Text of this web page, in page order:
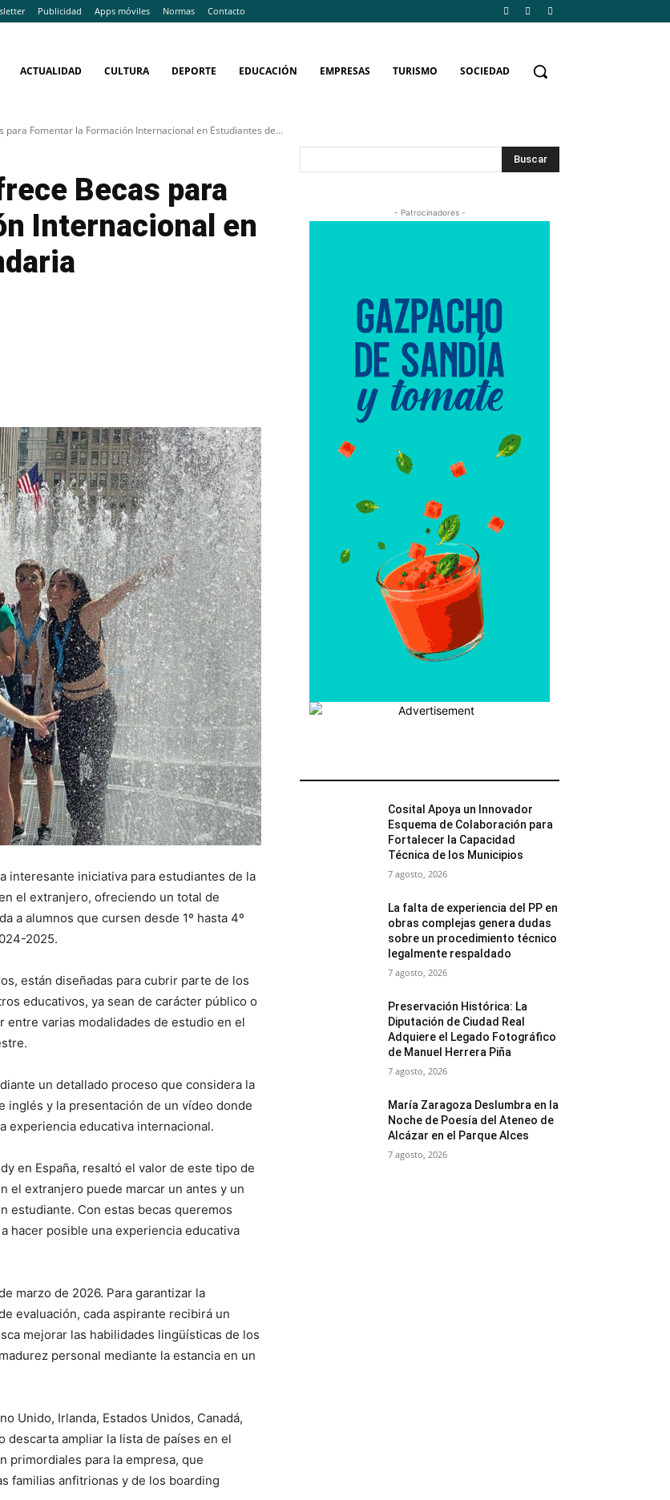
Publicidad Apps móviles Normas Contacto
ACTUALIDAD CULTURA DEPORTE EDUCACIÓN EMPRESAS TURISMO SOCIEDAD
para Fomentar la Formación Internacional en Estudiantes de...
Becas para
Internacional en
interesante iniciativa para estudiantes de la
el extranjero, ofreciendo un total de
a alumnos que cursen desde 1º hasta 4º
2025.
están diseñadas para cubrir parte de los
educativos, ya sean de carácter público o
varias modalidades de estudio en el
un detallado proceso que considera la
inglés y la presentación de un vídeo donde
experiencia educativa internacional.
en España, resaltó el valor de este tipo de
el extranjero puede marcar un antes y un
estudiante. Con estas becas queremos
hacer posible una experiencia educativa
marzo de 2026. Para garantizar la
evaluación, cada aspirante recibirá un
mejorar las habilidades lingüísticas de los
personal mediante la estancia en un
Unido, Irlanda, Estados Unidos, Canadá,
descarta ampliar la lista de países en el
primordiales para la empresa, que
familias anfitrionas y de los boarding
Buscar
- Patrocinadores -
Cosital Apoya un Innovador
Esquema de Colaboración para
Fortalecer la Capacidad
Técnica de los Municipios
7 agosto, 2026
La falta de experiencia del PP en
obras complejas genera dudas
sobre un procedimiento técnico
legalmente respaldado
7 agosto, 2026
Preservación Histórica: La
Diputación de Ciudad Real
Adquiere el Legado Fotográfico
de Manuel Herrera Piña
7 agosto, 2026
María Zaragoza Deslumbra en la
Noche de Poesía del Ateneo de
Alcázar en el Parque Alces
7 agosto, 2026